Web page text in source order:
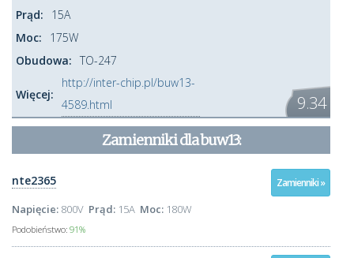
9.34
Prąd:
15A
Moc:
175W
Obudowa: TO-247
Więcej:
http://inter-chip.pl/buw13-
4589.html
Zamienniki dlabuw13:
Zamienniki »
nte2365
Napięcie: 800V Prąd: 15A Moc: 180W
Podobieństwo: 91%